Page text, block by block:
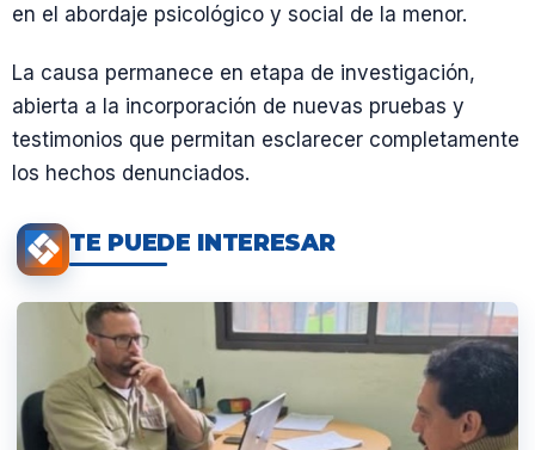
en el abordaje psicológico y social de la menor.
La causa permanece en etapa de investigación,
abierta a la incorporación de nuevas pruebas y
testimonios que permitan esclarecer completamente
los hechos denunciados.
TE PUEDE INTERESAR